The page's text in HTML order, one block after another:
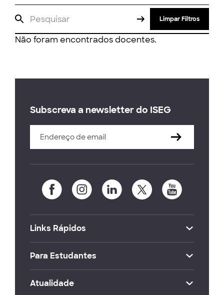
Limpar Filtros
Não foram encontrados docentes.
Subscreva a newsletter do ISEG
Links Rápidos
Para Estudantes
Atualidade